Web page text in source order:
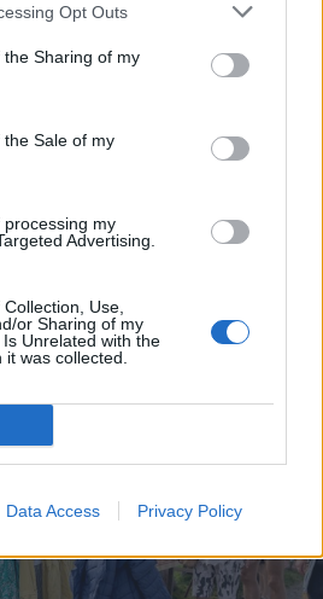
Opt Outs
Sharing of my
Sale of my
my
Advertising.
Use,
or Sharing of my
Unrelated with the
was collected.
Data Access Privacy Policy
i
Brand i